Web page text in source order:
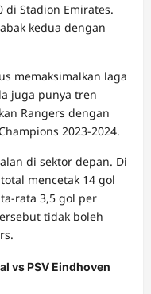
di Stadion Emirates.
kedua dengan
memaksimalkan laga
juga punya tren
Rangers dengan
2023-2024.
di sektor depan. Di
mencetak 14 gol
rata 3,5 gol per
tidak boleh
vs PSV Eindhoven